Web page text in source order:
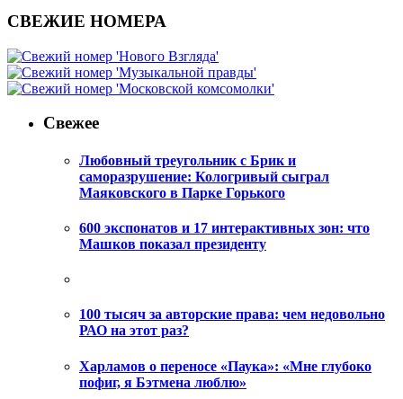
СВЕЖИЕ НОМЕРА
Свежее
Любовный треугольник с Брик и
саморазрушение: Кологривый сыграл
Маяковского в Парке Горького
600 экспонатов и 17 интерактивных зон: что
Машков показал президенту
100 тысяч за авторские права: чем недовольно
РАО на этот раз?
Харламов о переносе «Паука»: «Мне глубоко
пофиг, я Бэтмена люблю»